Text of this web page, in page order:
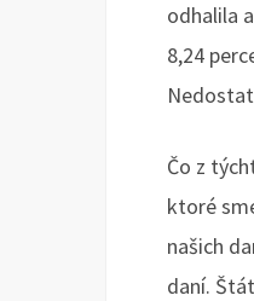
odhalila
8,24
Čo z
ktoré
našich
daní.